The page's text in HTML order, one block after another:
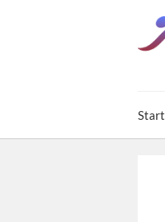
Start